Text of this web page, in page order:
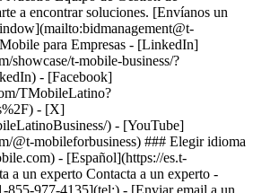
a un experto Contacta a un experto -
855-977-4135](tel:) - [Enviar email a un